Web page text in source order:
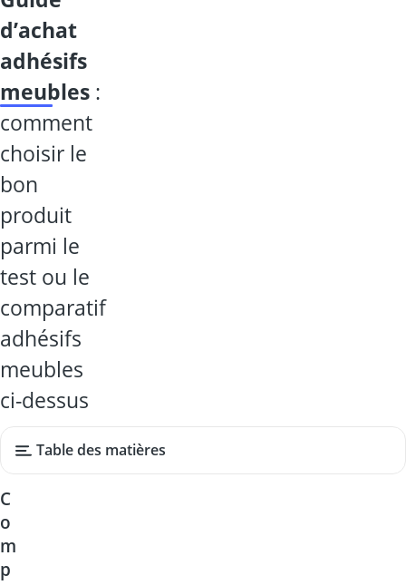
d’achat
adhésifs
meubles :
comment
choisir le
bon
produit
parmi le
test ou le
comparatif
adhésifs
meubles
ci-dessus
Table des matières
C
o
m
p